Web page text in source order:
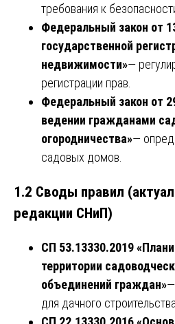
требования к
Федеральный закон от
государственной
недвижимости»—
регистрации прав.
Федеральный закон от
ведении гражданами
огородничества»—
садовых домов.
1.2 Своды правил
редакции СНиП)
СП 53.13330.2019
территории
объединений граждан»
для дачного